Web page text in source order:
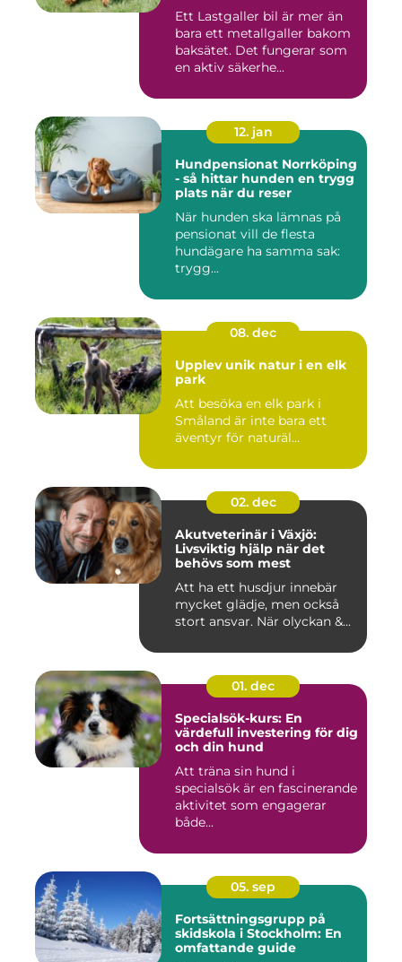
Ett Lastgaller bil är mer än
bara ett metallgaller bakom
baksätet. Det fungerar som
en aktiv säkerhe...
12. jan
Hundpensionat Norrköping
- så hittar hunden en trygg
plats när du reser
När hunden ska lämnas på
pensionat vill de flesta
hundägare ha samma sak:
trygg...
08. dec
Upplev unik natur i en elk
park
Att besöka en elk park i
Småland är inte bara ett
äventyr för naturäl...
02. dec
Akutveterinär i Växjö:
Livsviktig hjälp när det
behövs som mest
Att ha ett husdjur innebär
mycket glädje, men också
stort ansvar. När olyckan &...
01. dec
Specialsök-kurs: En
värdefull investering för dig
och din hund
Att träna sin hund i
specialsök är en fascinerande
aktivitet som engagerar
både...
05. sep
Fortsättningsgrupp på
skidskola i Stockholm: En
omfattande guide